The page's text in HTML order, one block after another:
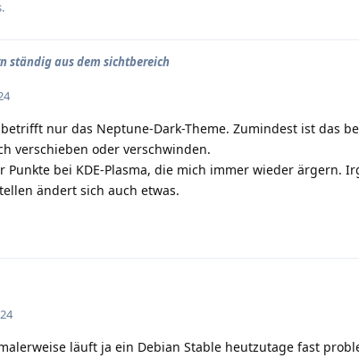
ständig aus dem sichtbereich
nur das Neptune-Dark-Theme. Zumindest ist das
verschieben oder verschwinden.
Punkte bei KDE-Plasma, die mich immer wieder ärgern.
ändert sich auch etwas.
läuft ja ein Debian Stable heutzutage fast